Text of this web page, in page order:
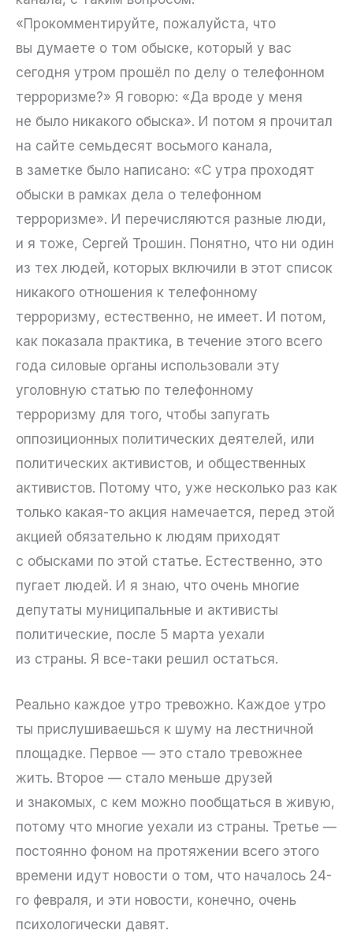
«Прокомментируйте, пожалуйста, что
вы думаете о том обыске, который у вас
сегодня утром прошёл по делу о телефонном
терроризме?» Я говорю: «Да вроде у меня
не было никакого обыска». И потом я прочитал
на сайте семьдесят восьмого канала,
в заметке было написано: «С утра проходят
обыски в рамках дела о телефонном
терроризме». И перечисляются разные люди,
и я тоже, Сергей Трошин. Понятно, что ни один
из тех людей, которых включили в этот список
никакого отношения к телефонному
терроризму, естественно, не имеет. И потом,
как показала практика, в течение этого всего
года силовые органы использовали эту
уголовную статью по телефонному
терроризму для того, чтобы запугать
оппозиционных политических деятелей, или
политических активистов, и общественных
активистов. Потому что, уже несколько раз как
только какая-то акция намечается, перед этой
акцией обязательно к людям приходят
с обысками по этой статье. Естественно, это
пугает людей. И я знаю, что очень многие
депутаты муниципальные и активисты
политические, после 5 марта уехали
из страны. Я все-таки решил остаться.
Реально каждое утро тревожно. Каждое утро
ты прислушиваешься к шуму на лестничной
площадке. Первое — это стало тревожнее
жить. Второе — стало меньше друзей
и знакомых, с кем можно пообщаться в живую,
потому что многие уехали из страны. Третье —
постоянно фоном на протяжении всего этого
времени идут новости о том, что началось 24-
го февраля, и эти новости, конечно, очень
психологически давят.